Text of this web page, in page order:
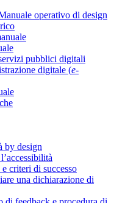
operativo di design
pubblici digitali
digitale (e-
by design
criteri di successo
una dichiarazione di